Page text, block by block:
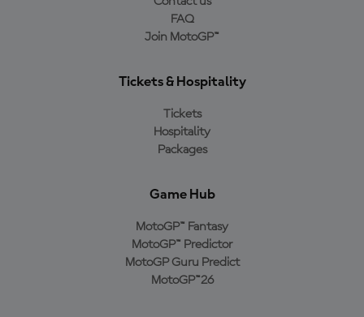
FAQ
Join MotoGP™
Tickets & Hospitality
Tickets
Hospitality
Packages
Game Hub
MotoGP™ Fantasy
MotoGP™ Predictor
MotoGP Guru Predict
MotoGP™26